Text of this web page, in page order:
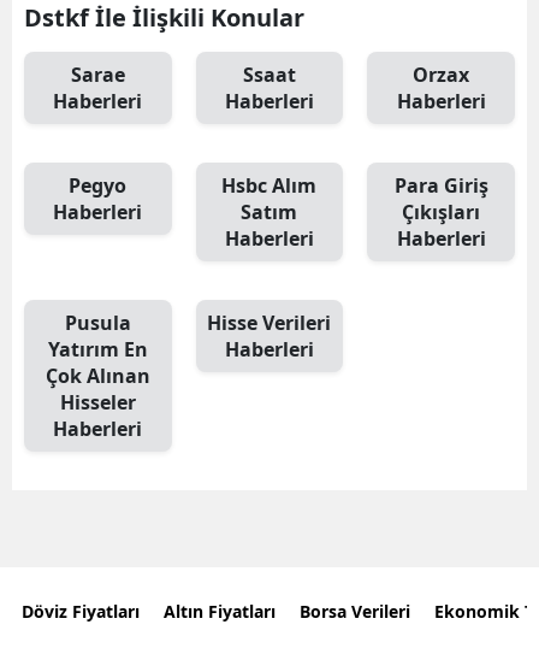
Dstkf İle İlişkili Konular
Sarae
Haberleri
Ssaat
Haberleri
Orzax
Haberleri
Pegyo
Haberleri
Hsbc Alım
Satım
Haberleri
Para Giriş
Çıkışları
Haberleri
Pusula
Yatırım En
Çok Alınan
Hisseler
Haberleri
Hisse Verileri
Haberleri
Döviz Fiyatları Altın Fiyatları Borsa Verileri Ekonomik